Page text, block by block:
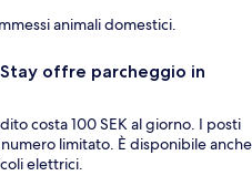
animali domestici.
offre parcheggio in
costa 100 SEK al giorno. I posti
limitato. È disponibile anche
elettrici.